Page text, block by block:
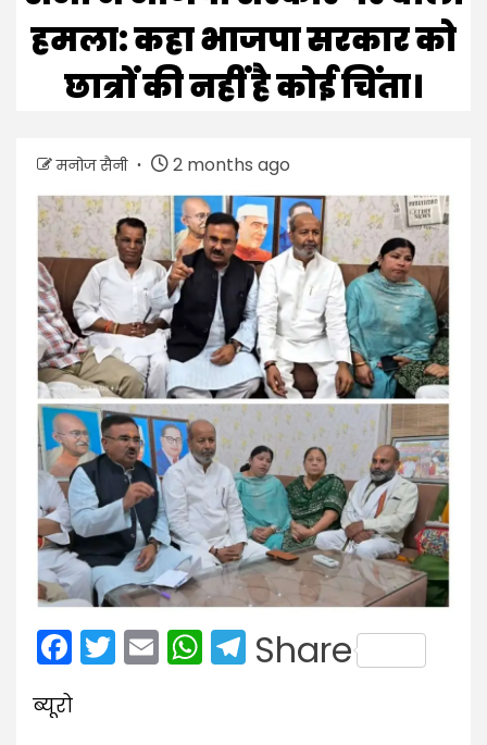
हमला: कहा भाजपा सरकार को
छात्रों की नहीं है कोई चिंता।
मनोज सैनी 2 months ago
Facebook
Twitter
EmailWhatsApp
Telegram
Share
ब्यूरो